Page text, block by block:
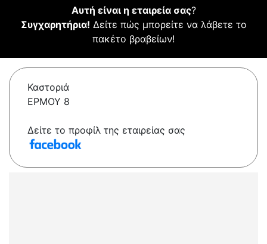
Αυτή είναι η εταιρεία σας?
Συγχαρητήρια! Δείτε πώς μπορείτε να λάβετε το
πακέτο βραβείων!
Καστοριά
ΕΡΜΟΥ 8
Δείτε το προφίλ της εταιρείας σας